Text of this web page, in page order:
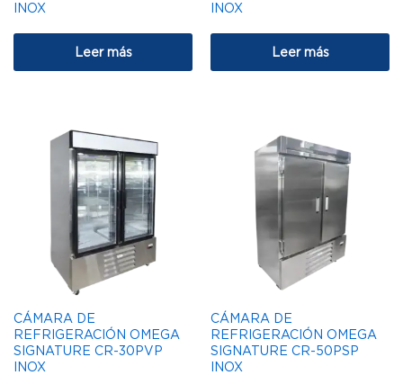
INOX
Leer más
INOX
Leer más
CÁMARA DE
REFRIGERACIÓN OMEGA
SIGNATURE CR-30PVP
INOX
CÁMARA DE
REFRIGERACIÓN OMEGA
SIGNATURE CR-50PSP
INOX